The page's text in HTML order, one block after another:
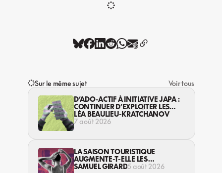
Sur le même sujet
Voir tous
D’ADO-ACTIF À INITIATIVE JAPA :
CONTINUER D’EXPLOITER LES
JEUNES… DANS LA LÉGALITÉ?
LÉA BEAULIEU-KRATCHANOV
7 août 2026
LA SAISON TOURISTIQUE
AUGMENTE-T-ELLE LES
VIOLENCES CONTRE LES
SAMUEL GIRARD5 août 2026